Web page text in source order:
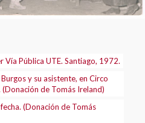
Vía Pública UTE. Santiago, 1972.
y su asistente, en Circo
de Tomás Ireland)
(Donación de Tomás